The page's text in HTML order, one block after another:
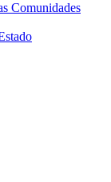
Comunidades